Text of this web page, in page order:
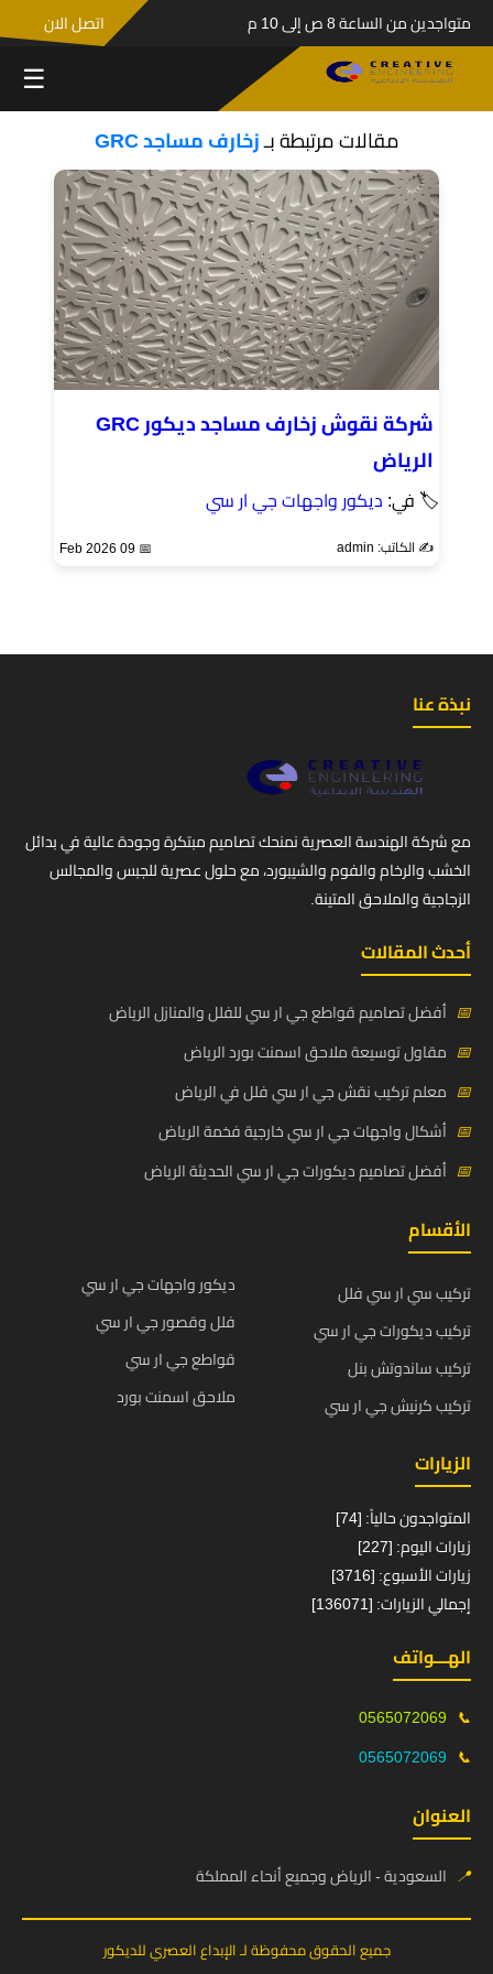
متواجدين من الساعة 8 ص إلى 10 م اتصل الان
☰
مقالات مرتبطة بـزخارف مساجد GRC
شركة نقوش زخارف مساجد ديكور GRC
الرياض
🏷 في: ديكور واجهات جي ار سي
✍️ الكاتب: admin 📅 09 Feb 2026
نبذة عنا
مع شركة الهندسة العصرية نمنحك تصاميم مبتكرة وجودة عالية في بدائل
الخشب والرخام والفوم والشيبورد، مع حلول عصرية للجبس والمجالس
الزجاجية والملاحق المتينة.
أحدث المقالات
📅 أفضل تصاميم قواطع جي ار سي للفلل والمنازل الرياض
📅 مقاول توسيعة ملاحق اسمنت بورد الرياض
📅 معلم تركيب نقش جي ار سي فلل في الرياض
📅 أشكال واجهات جي ار سي خارجية فخمة الرياض
📅 أفضل تصاميم ديكورات جي ار سي الحديثة الرياض
الأقسام
تركيب سي ار سي فلل
تركيب ديكورات جي ار سي
تركيب ساندوتش بنل
تركيب كرنيش جي ار سي
ديكور واجهات جي ار سي
فلل وقصور جي ار سي
قواطع جي ار سي
ملاحق اسمنت بورد
الزيارات
المتواجدون حالياً: [74]
زيارات اليوم: [227]
زيارات الأسبوع: [3716]
إجمالي الزيارات: [136071]
الهـــواتف
📞
0565072069
📞
0565072069
العنوان
📍 السعودية - الرياض وجميع أنحاء المملكة
جميع الحقوق محفوظة لـ الإبداع العصري للديكور